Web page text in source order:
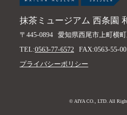
抹茶ミュージアム 西条園
〒445-0894
愛知県西尾市上町横
TEL:0563-77-6572
FAX:0563-55-
プライバシーポリシー
© AIYA CO., LTD. All